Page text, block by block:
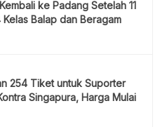
ke Padang Setelah 11
Kelas Balap dan Beragam
254 Tiket untuk Suporter
Singapura, Harga Mulai